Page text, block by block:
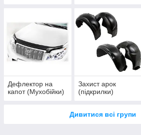
Дефлектор на
капот (Мухобійки)
Захист арок
(підкрилки)
Дивитися всі групи